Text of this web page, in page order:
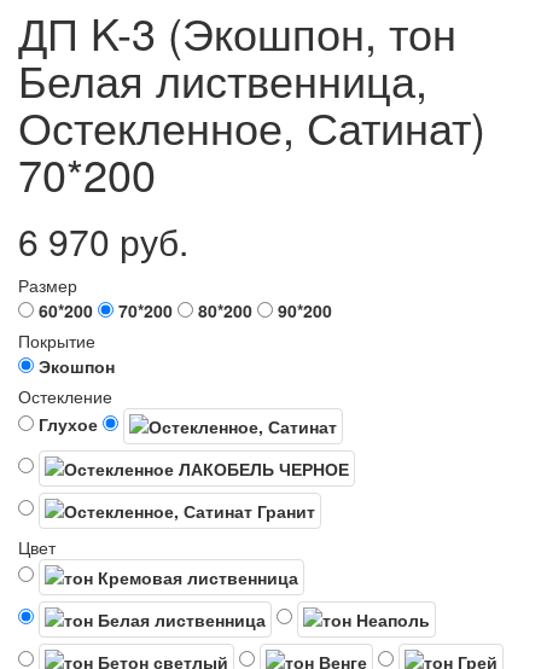
ДП K-3 (Экошпон, тон
Белая лиственница,
Остекленное, Сатинат)
70*200
6 970 руб.
Размер
60*200
70*200 80*200
90*200
Покрытие
Экошпон
Остекление
Глухое
Цвет